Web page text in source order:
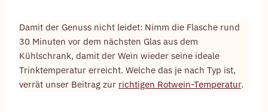
Damit der Genuss nicht leidet: Nimm die Flasche rund
30 Minuten vor dem nächsten Glas aus dem
Kühlschrank, damit der Wein wieder seine ideale
Trinktemperatur erreicht. Welche das je nach Typ ist,
verrät unser Beitrag zur richtigen Rotwein-Temperatur.